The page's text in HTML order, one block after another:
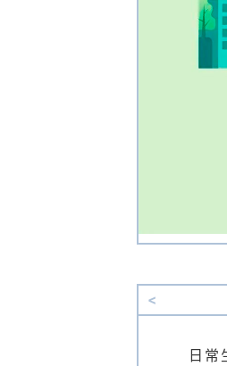
<
日